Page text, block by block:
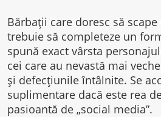
Bărbații care doresc să
trebuie să completeze un
spună exact vârsta
cei care au nevastă mai
și defecțiunile întâlnite. Se
suplimentare dacă este rea
pasioantă de „social media”.